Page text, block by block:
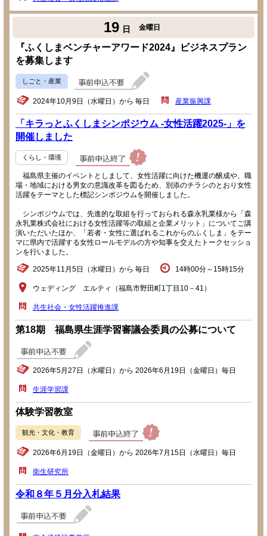
19 日 金曜日
『ふくしまベンチャーアワード2024』ビジネスプラン
を募集します
しごと・産業
2024年10月9日（水曜日）から 毎日 産業振興課
「キラっとふくしまシンポジウム -女性活躍2025-」を
開催しました
くらし・環境
福島県主催のイベントとしまして、女性活躍に向けた機運の醸成や、職
場・地域における男女の意識改革を図るため、別添のチラシのとおり女性
活躍をテーマとした標記シンポジウムを開催しました。
シンポジウムでは、先進的な取組を行っておられる森永乳業様から「森
永乳業株式会社における女性活躍等の取組と企業メリット」についてご講
演いただいたほか、「若者・女性に選ばれるこれからのふくしま」をテー
マに県内で活躍する女性ロールモデルの方や知事を交えたトークセッショ
ンを行いました。
2025年11月5日（水曜日）から 毎日 14時00分～15時15分
ウェディング エルティ（福島市野田町1丁目10－41）
共生社会・女性活躍推進課
第18期 福島県生涯学習審議会委員の公募について
2026年5月27日（水曜日）から 2026年6月19日（金曜日）毎日
生涯学習課
体験学習教室
観光・文化・教育
2026年6月19日（金曜日）から 2026年7月15日（水曜日）毎日
衛生研究所
令和８年５月分入札結果